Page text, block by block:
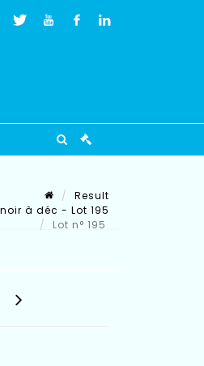
Result
à déc - Lot 195
Lot n° 195